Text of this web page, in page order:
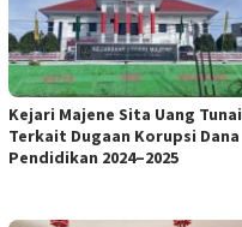
Kejari Majene Sita Uang Tunai
Terkait Dugaan Korupsi Dana
Pendidikan 2024–2025